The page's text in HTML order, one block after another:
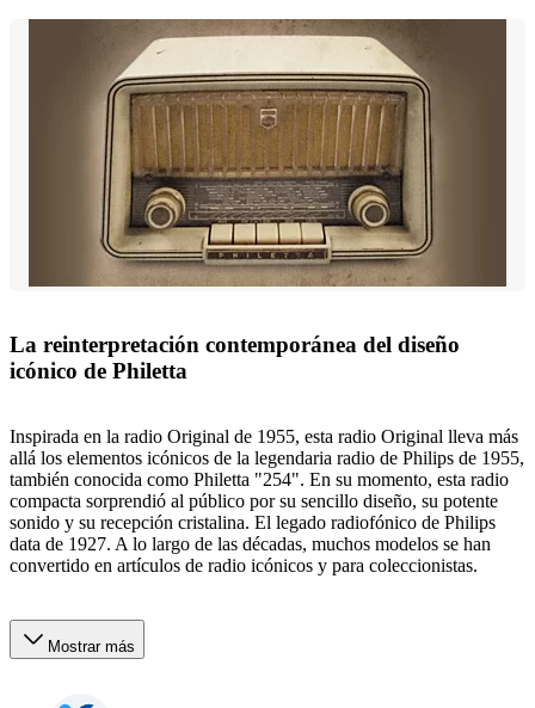
La reinterpretación contemporánea del diseño
icónico de Philetta
Inspirada en la radio Original de 1955, esta radio Original lleva más
allá los elementos icónicos de la legendaria radio de Philips de 1955,
también conocida como Philetta "254". En su momento, esta radio
compacta sorprendió al público por su sencillo diseño, su potente
sonido y su recepción cristalina. El legado radiofónico de Philips
data de 1927. A lo largo de las décadas, muchos modelos se han
convertido en artículos de radio icónicos y para coleccionistas.
Mostrar más